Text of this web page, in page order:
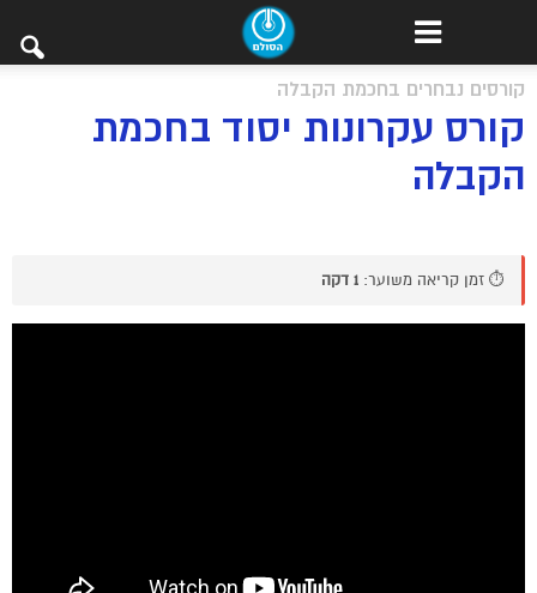
קורסים נבחרים בחכמת הקבלה
קורס עקרונות יסוד בחכמת
הקבלה
⏱️ זמן קריאה משוער: 1 דקה